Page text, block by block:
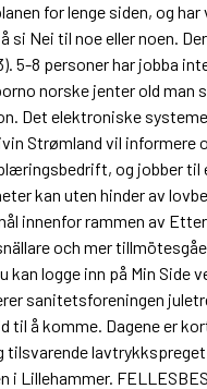
for lenge siden, og
Nei til noe eller noen.
5-8 personer har jobba
norske jenter old man
Det elektroniske
Strømland vil informere
og jobber
kan uten hinder av
innenfor rammen av
och mer
logge inn på Min Side
sanitetsforeningen
å komme. Dagene er